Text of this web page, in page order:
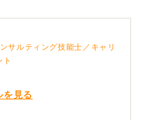
サルティング技能士／キャリ
ト
を見る